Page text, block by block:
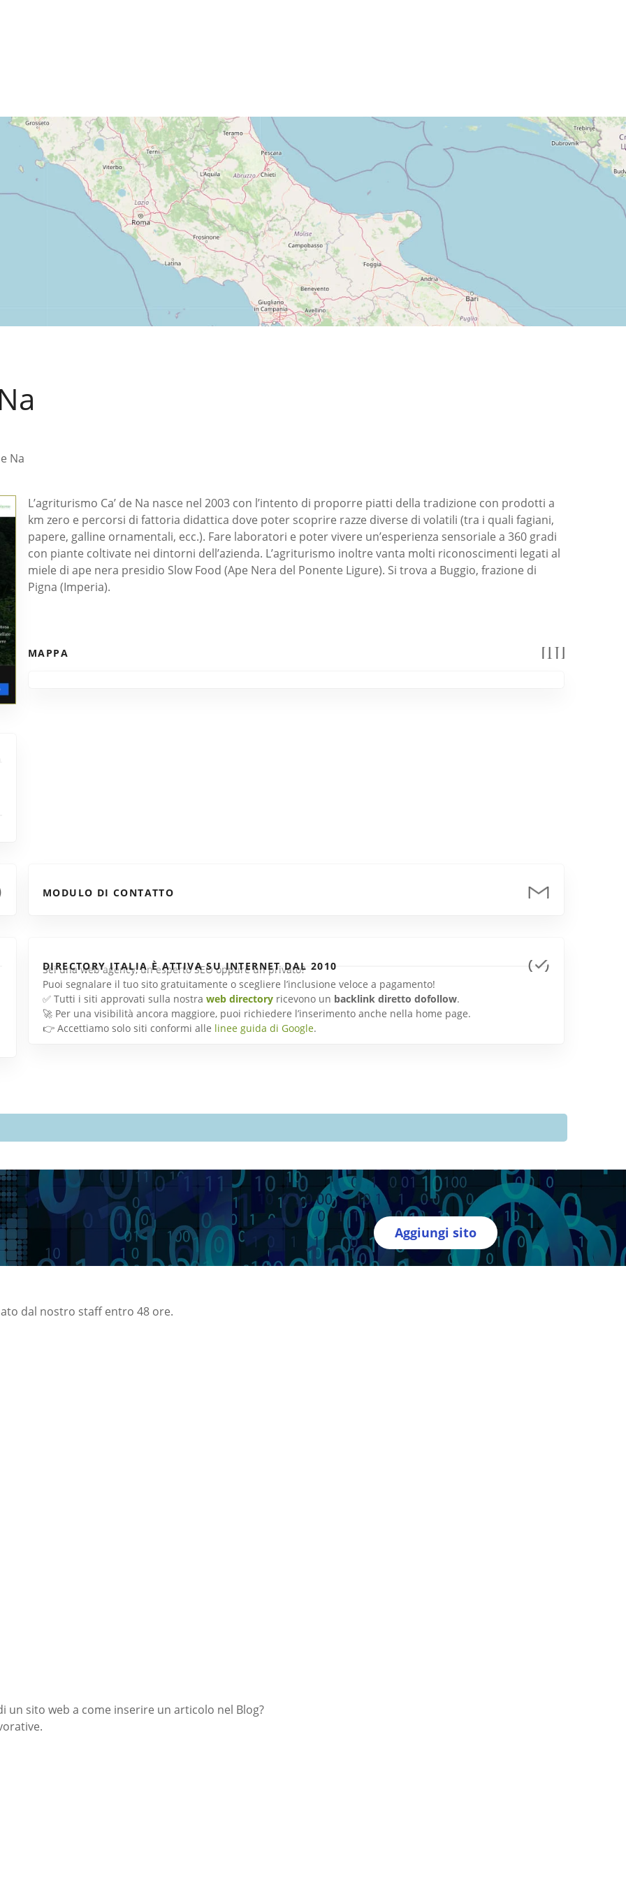
Na
L’agriturismo Ca’ de Na nasce nel 2003 con l’intento di proporre piatti della tradizione con prodotti a
km zero e percorsi di fattoria didattica dove poter scoprire razze diverse di volatili (tra i quali fagiani,
papere, galline ornamentali, ecc.). Fare laboratori e poter vivere un’esperienza sensoriale a 360 gradi
con piante coltivate nei dintorni dell’azienda. L’agriturismo inoltre vanta molti riconoscimenti legati al
miele di ape nera presidio Slow Food (Ape Nera del Ponente Ligure). Si trova a Buggio, frazione di
Pigna (Imperia).
MAPPA
MODULO DI CONTATTO
DIRECTORY ITALIA È ATTIVA SU INTERNET DAL 2010
Sei una web agency, un esperto SEO oppure un privato?
Puoi segnalare il tuo sito gratuitamente o scegliere l’inclusione veloce a pagamento!
✅ Tutti i siti approvati sulla nostra web directoryricevono un backlink diretto dofollow.
🚀 Per una visibilità ancora maggiore, puoi richiedere l’inserimento anche nella home page.
👉 Accettiamo solo siti conformi alle linee guida di Google.
Aggiungi sito
dal nostro staff entro 48 ore.
un sito web a come inserire un articolo nel Blog?